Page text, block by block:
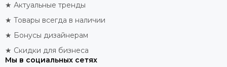
★ Актуальные тренды
★ Товары всегда в наличии
★ Бонусы дизайнерам
★ Скидки для бизнеса
Мы в социальных сетях